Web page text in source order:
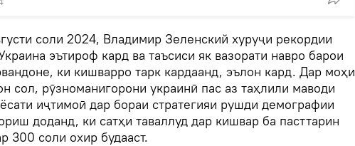
соли 2024, Владимир Зеленский хуруҷи рекордии
эътироф кард ва таъсиси як вазорати навро барои
ки кишварро тарк кардаанд, эълон кард. Дар моҳи
сол, рӯзноманигорони украинӣ пас аз таҳлили маводи
иҷтимоӣ дар бораи стратегияи рушди демографии
доданд, ки сатҳи таваллуд дар кишвар ба пасттарин
300 соли охир будааст.